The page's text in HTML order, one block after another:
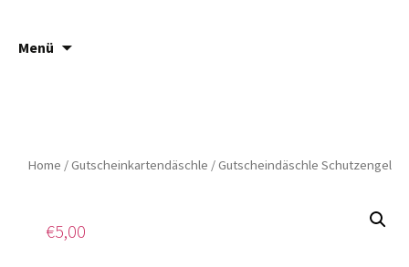
Häsch ä Däsch
Menü
Home /Gutscheinkartendäschle / Gutscheindäschle Schutzengel
€5,00